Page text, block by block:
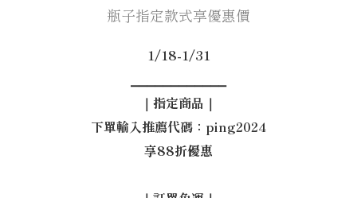
瓶子指定款式享優惠價
1/18-1/31
｜指定商品｜
下單輸入推薦代碼：ping2024
享88折優惠